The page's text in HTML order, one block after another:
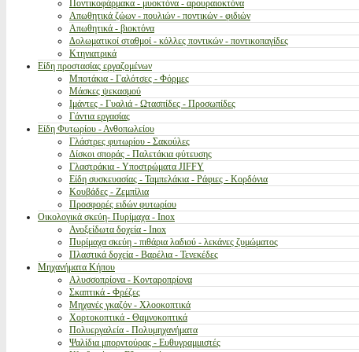
Ποντικοφάρμακα - μυοκτόνα - αρουραιοκτόνα
Απωθητικά ζώων - πουλιών - ποντικών - φιδιών
Απωθητικά - βιοκτόνα
Δολωματικοί σταθμοί - κόλλες ποντικών - ποντικοπαγίδες
Κτηνιατρικά
Είδη προστασίας εργαζομένων
Μποτάκια - Γαλότσες - Φόρμες
Μάσκες ψεκασμού
Ιμάντες - Γυαλιά - Ωτασπίδες - Προσωπίδες
Γάντια εργασίας
Είδη Φυτωρίου - Ανθοπωλείου
Γλάστρες φυτωρίου - Σακούλες
Δίσκοι σποράς - Παλετάκια φύτευσης
Γλαστράκια - Υποστρώματα JIFFY
Είδη συσκευασίας - Ταμπελάκια - Ράφιες - Κορδόνια
Κουβάδες - Ζεμπίλια
Προσφορές ειδών φυτωρίου
Οικολογικά σκεύη- Πυρίμαχα - Inox
Ανοξείδωτα δοχεία - Inox
Πυρίμαχα σκεύη - πιθάρια λαδιού - λεκάνες ζυμώματος
Πλαστικά δοχεία - Βαρέλια - Τενεκέδες
Μηχανήματα Κήπου
Αλυσσοπρίονα - Κονταροπρίονα
Σκαπτικά - Φρέζες
Μηχανές γκαζόν - Χλοοκοπτικά
Χορτοκοπτικά - Θαμνοκοπτικά
Πολυεργαλεία - Πολυμηχανήματα
Ψαλίδια μπορντούρας - Ευθυγραμμιστές